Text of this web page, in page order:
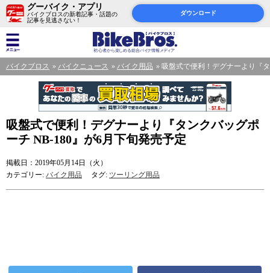
グーバイク・アプリ
バイクブロスの新着記事・話題の
記事を見逃さない！
ダウンロード
バイクブロス バイクニュース バイク用品 吸盤式で便利！デグナーより『
吸盤式で便利！デグナーより『タンクバッグポ
ーチ NB-180』が6月下旬発売予定
掲載日：2019年05月14日（火）
カテゴリー: バイク用品 タグ: ツーリング用品